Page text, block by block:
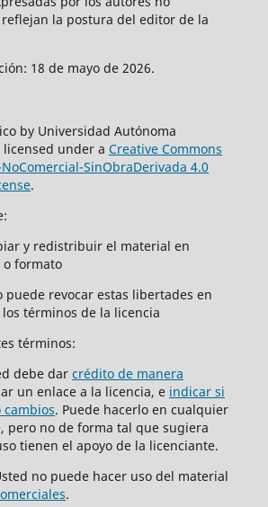
la postura del editor de la
18 de mayo de 2026.
by Universidad Autónoma
under a Creative Commons
SinObraDerivada 4.0
.
y redistribuir el material en
formato
puede revocar estas libertades en
términos de la licencia
términos:
debe dar crédito de manera
un enlace a la licencia, e indicar si
. Puede hacerlo en cualquier
pero no de forma tal que sugiera
tienen el apoyo de la licenciante.
no puede hacer uso del material
.